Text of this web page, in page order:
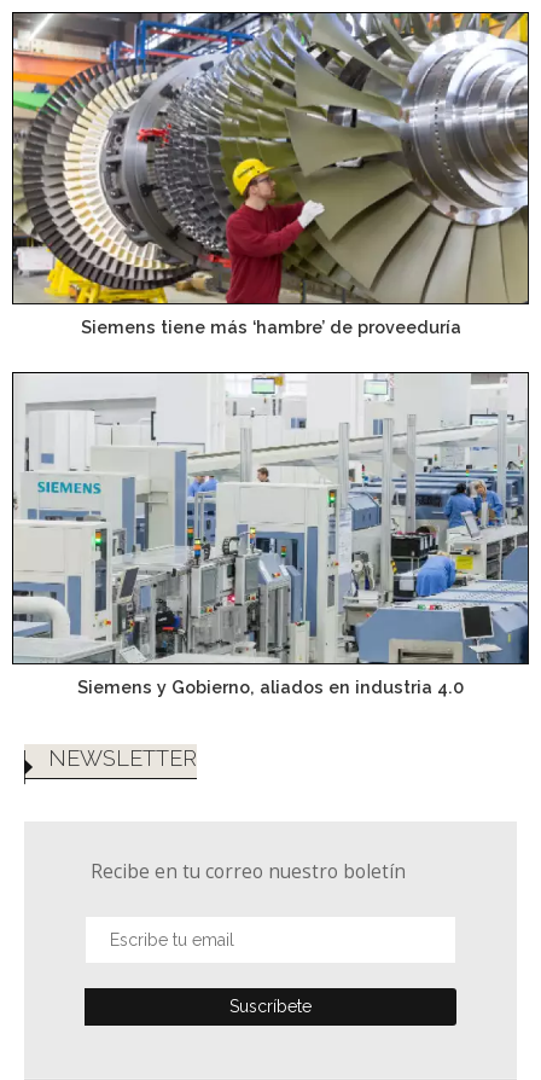
Siemens tiene más ‘hambre’ de proveeduría
Siemens y Gobierno, aliados en industria 4.0
NEWSLETTER
Recibe en tu correo nuestro boletín